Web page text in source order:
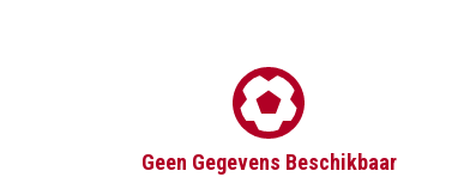
Geen Gegevens Beschikbaar